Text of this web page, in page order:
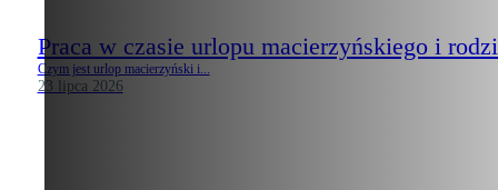
Praca w czasie urlopu macierzyńskiego i
Czym jest urlop macierzyński i...
23 lipca 2026